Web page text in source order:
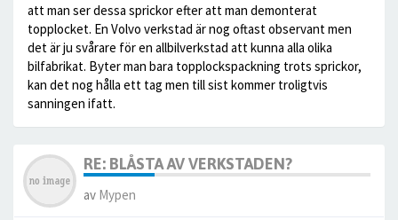
att man ser dessa sprickor efter att man demonterat
topplocket. En Volvo verkstad är nog oftast observant men
det är ju svårare för en allbilverkstad att kunna alla olika
bilfabrikat. Byter man bara topplockspackning trots sprickor,
kan det nog hålla ett tag men till sist kommer troligtvis
sanningen ifatt.
RE: BLÅSTA AV VERKSTADEN?
av Mypen